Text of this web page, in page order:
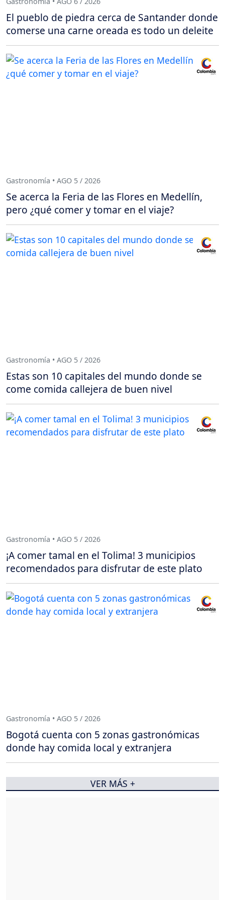
El pueblo de piedra cerca de Santander donde
comerse una carne oreada es todo un deleite
Gastronomía • AGO 5 / 2026
Se acerca la Feria de las Flores en Medellín,
pero ¿qué comer y tomar en el viaje?
Gastronomía • AGO 5 / 2026
Estas son 10 capitales del mundo donde se
come comida callejera de buen nivel
Gastronomía • AGO 5 / 2026
¡A comer tamal en el Tolima! 3 municipios
recomendados para disfrutar de este plato
Gastronomía • AGO 5 / 2026
Bogotá cuenta con 5 zonas gastronómicas
donde hay comida local y extranjera
VER MÁS +